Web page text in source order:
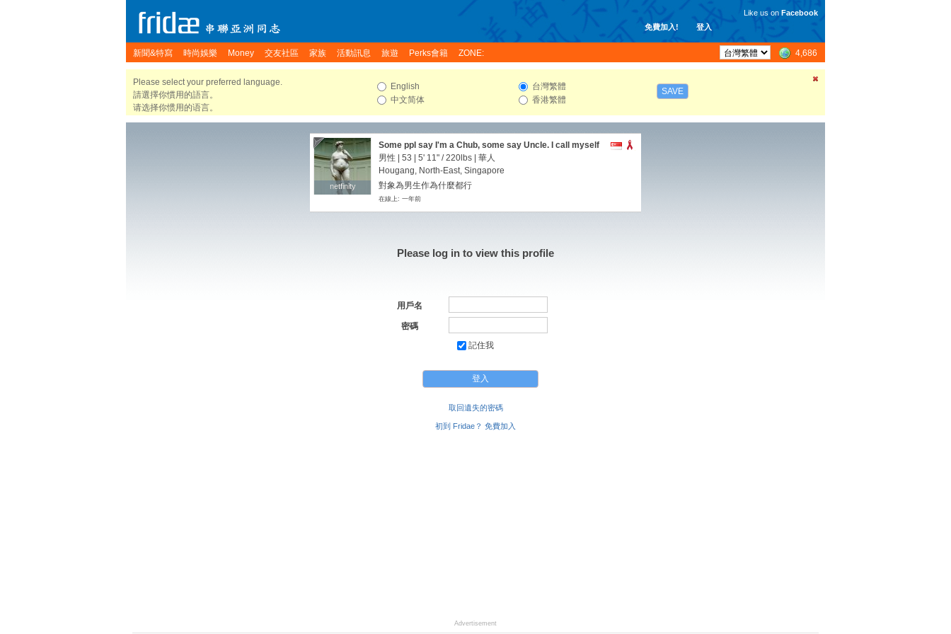
免費加入! 登入
Like us on Facebook
新聞&特寫 時尚娛樂 Money 交友社區 家族 活動訊息 旅遊 Perks會籍 ZONE: 4,686
Please select your preferred language.
請選擇你慣用的語言。
请选择你惯用的语言。
English
中文简体
台灣繁體
香港繁體
SAVE
netfinity
netfinity
Some ppl say I'm a Chub, some say Uncle. I call myself
UFO(Ugly,Fat & Old)
男性 | 53 | 5' 11" /220lbs | 華人
Hougang, North-East, Singapore
對象為男生作為什麼都行
在線上: 一年前
Please log in to view this profile
用戶名
密碼
記住我
取回遺失的密碼
初到 Fridae？ 免費加入
Advertisement